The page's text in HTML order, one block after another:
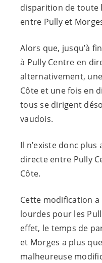
disparition de toute
entre Pully et
Alors que, jusqu’à
à Pully Centre en
alternativement,
Côte et une fois en
tous se dirigent
vaudois.
Il n’existe donc
directe entre Pully
Côte.
Cette modification a
lourdes pour les
effet, le temps de
et Morges a plus
malheureuse